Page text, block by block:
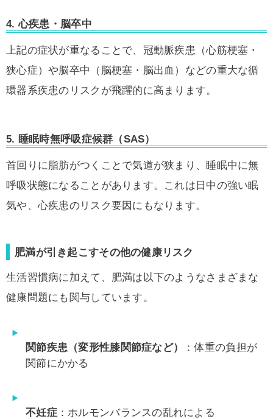
4.心疾患・脳卒中
上記の症状が重なることで、冠動脈疾患（心筋梗塞・
狭心症）や脳卒中（脳梗塞・脳出血）などの重大な循
環器系疾患のリスクが飛躍的に高まります。
5. 睡眠時無呼吸症候群（SAS）
首回りに脂肪がつくことで気道が狭まり、睡眠中に無
呼吸状態になることがあります。これは日中の強い眠
気や、心疾患のリスク要因にもなります。
肥満が引き起こすその他の健康リスク
生活習慣病に加えて、肥満は以下のようなさまざまな
健康問題にも関与しています。
関節疾患（変形性膝関節症など）
：体重の負担が
関節にかかる
不妊症：ホルモンバランスの乱れによる